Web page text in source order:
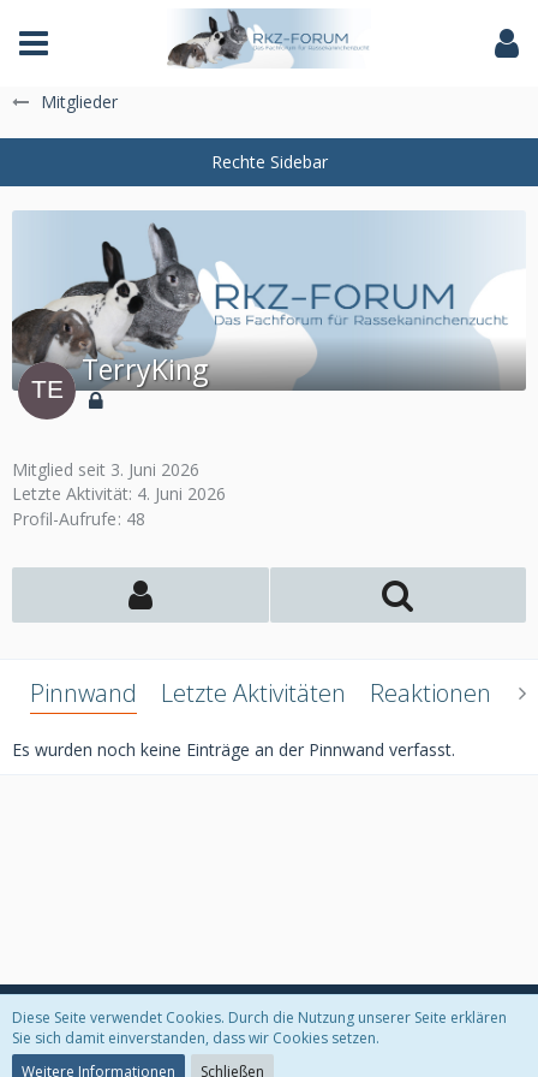
Das Fachforum der Rassekaninchenzucht
Mitglieder
TerryKing
Mitglied seit 3. Juni 2026
Letzte Aktivität: 4. Juni 2026
Profil-Aufrufe 48
Pinnwand Letzte Aktivitäten Reaktionen
Es wurden noch keine Einträge an der Pinnwand verfasst.
Datenschutzerklärung Kontakt Impressum
Diese Seite verwendet Cookies. Durch die Nutzung unserer Seite erklären
Sie sich damit einverstanden, dass wir Cookies setzen.
Weitere Informationen
Schließen